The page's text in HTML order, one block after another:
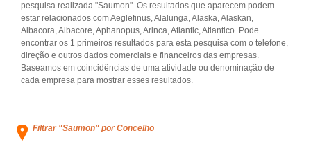
pesquisa realizada "Saumon". Os resultados que aparecem podem
estar relacionados com Aeglefinus, Alalunga, Alaska, Alaskan,
Albacora, Albacore, Aphanopus, Arinca, Atlantic, Atlantico. Pode
encontrar os 1 primeiros resultados para esta pesquisa com o telefone,
direção e outros dados comerciais e financeiros das empresas.
Baseamos em coincidências de uma atividade ou denominação de
cada empresa para mostrar esses resultados.
Filtrar "Saumon" por Concelho